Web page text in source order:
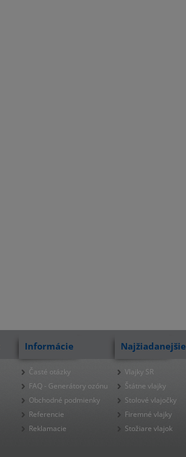
Informácie
Časté otázky
FAQ - Generátory ozónu
Obchodné podmienky
Referencie
Reklamacie
Najžiadanejšie
Vlajky SR
Štátne vlajky
Stolové vlajočky
Firemné vlajky
Stožiare vlajok